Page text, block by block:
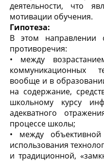
деятельности, что
мотивации обучения.
Гипотеза:
В этом направлении
противоречия:
• между
коммуникационных
вообще и в
на содержание,
школьному курсу
адекватного
процессе школы;
• между
использования
и традиционной,